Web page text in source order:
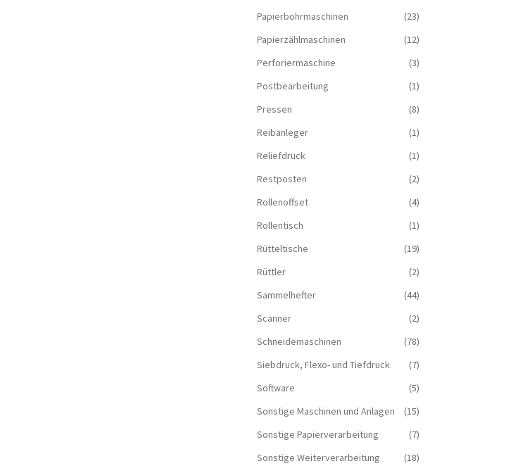
Papierbohrmaschinen
(23)
Papierzählmaschinen
(12)
Perforiermaschine
(3)
Postbearbeitung
(1)
Pressen
(8)
Reibanleger
(1)
Reliefdruck
(1)
Restposten
(2)
Rollenoffset
(4)
Rollentisch
(1)
Rütteltische
(19)
Rüttler
(2)
Sammelhefter
(44)
Scanner
(2)
Schneidemaschinen
(78)
Siebdruck, Flexo- und Tiefdruck
(7)
Software
(5)
Sonstige Maschinen und Anlagen
(15)
Sonstige Papierverarbeitung
(7)
Sonstige Weiterverarbeitung
(18)